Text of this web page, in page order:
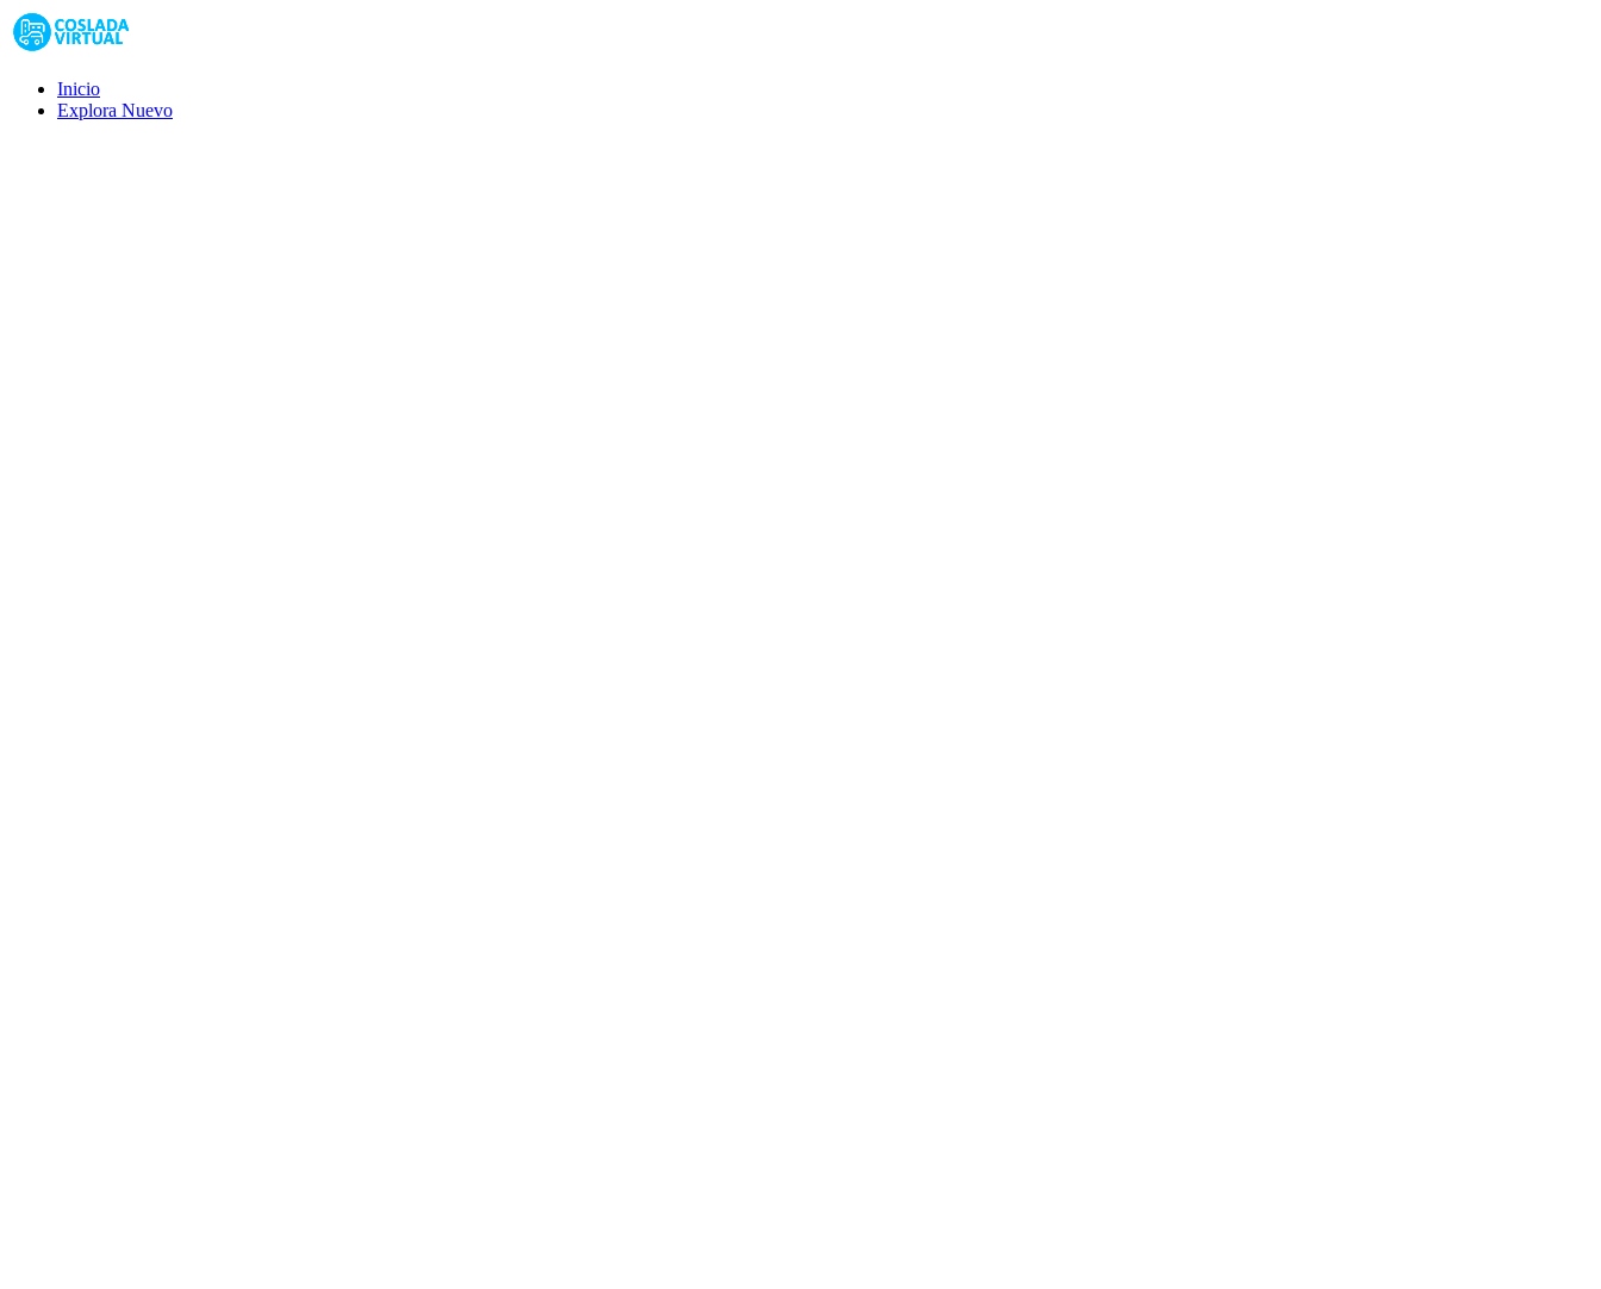
Inicio
Explora Nuevo